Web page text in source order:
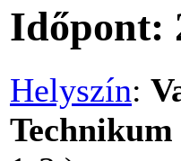
Időpont:
Helyszín: